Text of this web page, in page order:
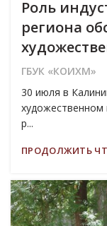
Роль
региона
ГБУК «КОИХМ»
30 июля в
художественном
р...
ПРОДОЛЖИТЬ
04
АВГ